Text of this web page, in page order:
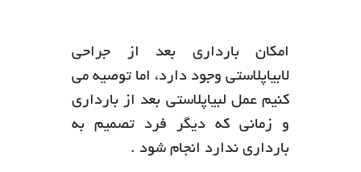
امکان بارداری بعد از جراحی
لابیاپلاستی وجود دارد، اما توصیه می
کنیم عمل لبیاپلاستی بعد از بارداری
و زمانی که دیگر فرد تصمیم به
بارداری ندارد انجام شود .